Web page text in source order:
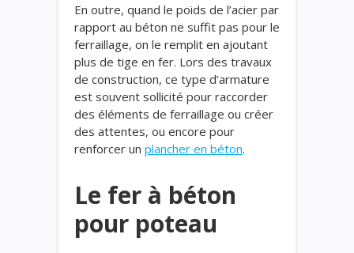
En outre, quand le poids de l’acier par
rapport au béton ne suffit pas pour le
ferraillage, on le remplit en ajoutant
plus de tige en fer. Lors des travaux
de construction, ce type d’armature
est souvent sollicité pour raccorder
des éléments de ferraillage ou créer
des attentes, ou encore pour
renforcer un plancher en béton.
Le fer à béton
pour poteau